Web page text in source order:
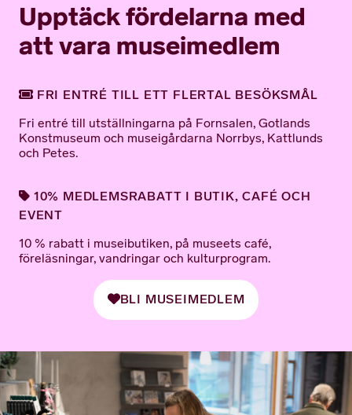
Upptäck fördelarna med
att vara museimedlem
FRI ENTRÉ TILL ETT FLERTAL BESÖKSMÅL
Fri entré till utställningarna på Fornsalen, Gotlands
Konstmuseum och museigårdarna Norrbys, Kattlunds
och Petes.
10% MEDLEMSRABATT I BUTIK, CAFÉ OCH
EVENT
10 % rabatt i museibutiken, på museets café,
föreläsningar, vandringar och kulturprogram.
BLI MUSEIMEDLEM